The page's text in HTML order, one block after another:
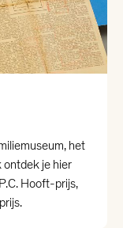
het
je hier
Hooft-prijs,